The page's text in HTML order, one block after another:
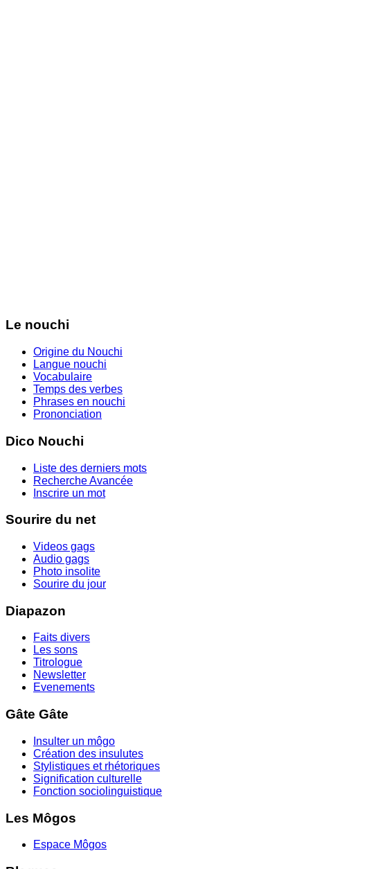
Le nouchi
Origine du Nouchi
Langue nouchi
Vocabulaire
Temps des verbes
Phrases en nouchi
Prononciation
Dico Nouchi
Liste des derniers mots
Recherche Avancée
Inscrire un mot
Sourire du net
Videos gags
Audio gags
Photo insolite
Sourire du jour
Diapazon
Faits divers
Les sons
Titrologue
Newsletter
Evenements
Gâte Gâte
Insulter un môgo
Création des insulutes
Stylistiques et rhétoriques
Signification culturelle
Fonction sociolinguistique
Les Môgos
Espace Môgos